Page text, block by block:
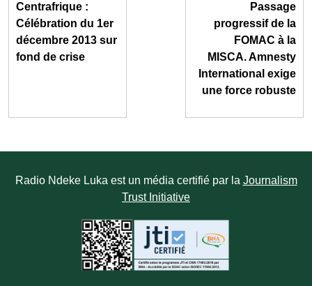
Centrafrique :
Célébration du 1er
décembre 2013 sur
fond de crise
Passage
progressif de la
FOMAC à la
MISCA. Amnesty
International exige
une force robuste
Radio Ndeke Luka est un média certifié par la Journalism
Trust Initiative